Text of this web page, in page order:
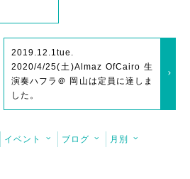
2019.12.1 tue.
2020/4/25(土)Almaz OfCairo 生
演奏ハフラ＠ 岡山は定員に達しま
した。
イベント ブログ 月別